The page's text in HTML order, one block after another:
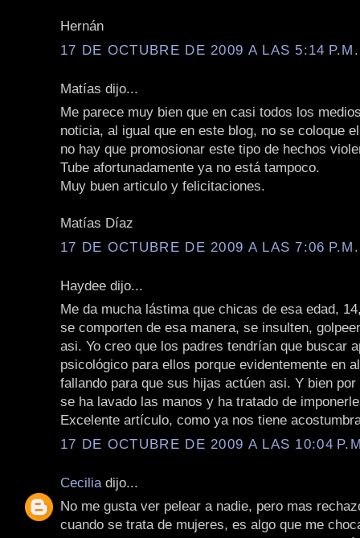
Hernán
17 DE OCTUBRE DE 2009 A LAS 5:14 P.M.
Matías dijo...
Me parece muy bien que en casi todos los
noticia, al igual que en este blog, no se coloque
no hay que promosionar este tipo de hechos
Tube afortunadamente ya no está tampoco.
Muy buen articulo y felicitaciones.
Matías Díaz
17 DE OCTUBRE DE 2009 A LAS 7:06 P.M.
Haydee dijo...
Me da mucha lástima que chicas de esa edad,
se comporten de esa manera, se insulten,
asi. Yo creo que los padres tendrían que buscar
psicológico para ellos porque evidentemente en
fallando para que sus hijas actúen asi. Y bien
se ha lavado las manos y ha tratado de
Excelente artículo, como ya nos tiene
17 DE OCTUBRE DE 2009 A LAS 10:04
Cecilia dijo...
No me gusta ver pelear a nadie, pero mas
cuando se trata de mujeres, es algo que me